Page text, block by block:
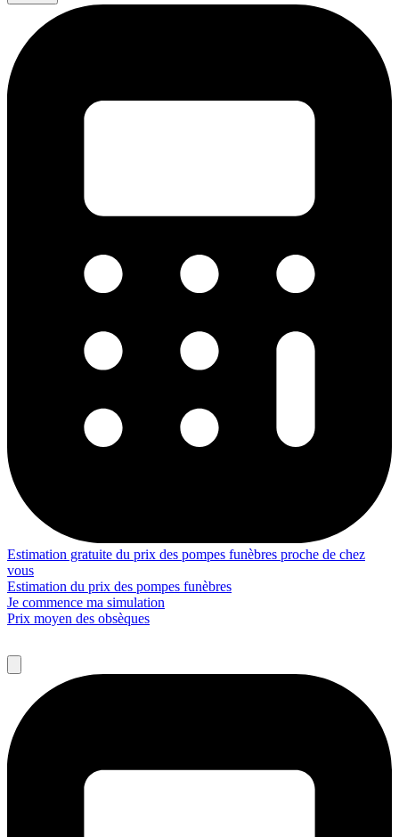
Estimation gratuite du prix des pompes funèbres proche de chez
vous
Estimation du prix des pompes funèbres
Je commence ma simulation
Prix moyen des obsèques